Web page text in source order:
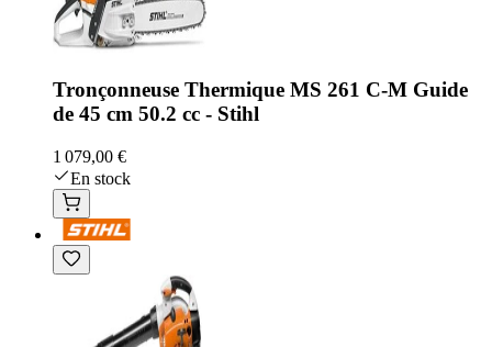
Tronçonneuse Thermique MS 261 C-M Guide
de 45 cm 50.2 cc - Stihl
1 079,00 €
En stock